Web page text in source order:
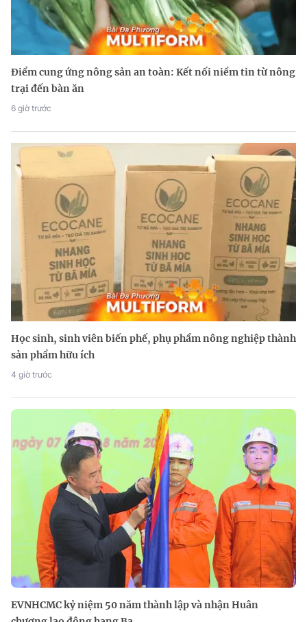
Điểm cung ứng nông sản an toàn: Kết nối niềm tin từ nông
trại đến bàn ăn
6 giờ trước
Học sinh, sinh viên biến phế, phụ phẩm nông nghiệp thành
sản phẩm hữu ích
4 giờ trước
EVNHCMC kỷ niệm 50 năm thành lập và nhận Huân